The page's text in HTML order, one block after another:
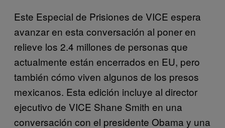
Este Especial de Prisiones de VICE espera
avanzar en esta conversación al poner en
relieve los 2.4 millones de personas que
actualmente están encerrados en EU, pero
también cómo viven algunos de los presos
mexicanos. Esta edición incluye al director
ejecutivo de VICE Shane Smith en una
conversación con el presidente Obama y una